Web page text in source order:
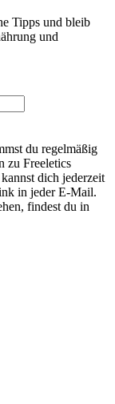
Tipps und bleib
und
du regelmäßig
zu Freeletics
dich jederzeit
in jeder E-Mail.
findest du in